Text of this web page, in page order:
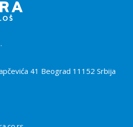
41 Beograd 11152 Srbija